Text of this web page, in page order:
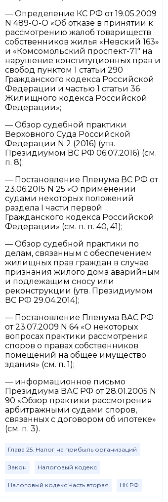
— Определение КС РФ от 19.05.2009
N 489-О-О «Об отказе в принятии к
рассмотрению жалоб товариществ
собственников жилья «Невский 163»
и «Комсомольский проспект-71″ на
нарушение конституционных прав и
свобод пунктом 1 статьи 290
Гражданского кодекса Российской
Федерации и частью 1 статьи 36
Жилищного кодекса Российской
Федерации»;
— Обзор судебной практики
Верховного Суда Российской
Федерации N 2 (2016) (утв.
Президиумом ВС РФ 06.07.2016) (см.
п. 8);
— Постановление Пленума ВС РФ от
23.06.2015 N 25 «О применении
судами некоторых положений
раздела I части первой
Гражданского кодекса Российской
Федерации» (см. п. п. 40, 41);
— Обзор судебной практики по
делам, связанным с обеспечением
жилищных прав граждан в случае
признания жилого дома аварийным
и подлежащим сносу или
реконструкции (утв. Президиумом
ВС РФ 29.04.2014);
— Постановление Пленума ВАС РФ
от 23.07.2009 N 64 «О некоторых
вопросах практики рассмотрения
споров о правах собственников
помещений на общее имущество
здания» (см. п. 1);
— информационное письмо
Президиума ВАС РФ от 28.01.2005 N
90 «Обзор практики рассмотрения
арбитражными судами споров,
связанных с договором об ипотеке»
(см. п. 3).
Глава 25. Налог на прибыль организаций
Закон Налоговый кодекс
Налоговый кодекс Часть вторая НК РФ